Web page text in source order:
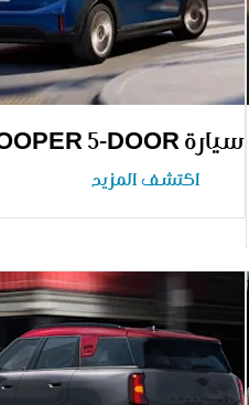
سيارة MINI COOPER 5-DOOR
اكتشف المزيد